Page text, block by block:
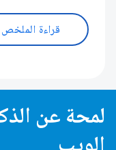
قراءة الملخص
لمحة عن
الويب